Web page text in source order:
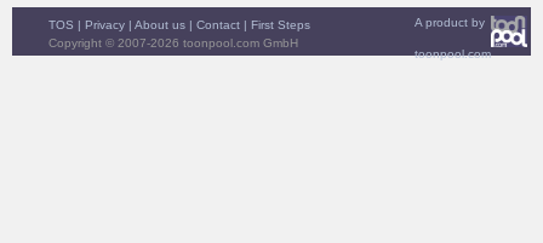
A product by
toonpool.com
TOS | Privacy | About us | Contact | First Steps
Copyright © 2007-2026 toonpool.com GmbH